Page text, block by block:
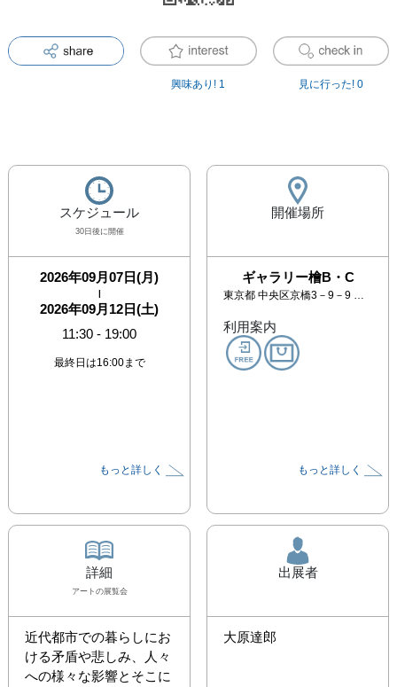
興味あり! 1 見に行った! 0
スケジュール
30日後に開催
2026年09月07日(月)
|
2026年09月12日(土)
11:30 - 19:00
最終日は16:00まで
もっと詳しく
開催場所
ギャラリー檜B・C
東京都 中央区京橋3－9－9 ウインド京橋ビル2F
利用案内
もっと詳しく
詳細
アート の展覧会
近代都市での暮らしにお
ける矛盾や悲しみ、人々
への様々な影響とそこに
出展者
大原達郎